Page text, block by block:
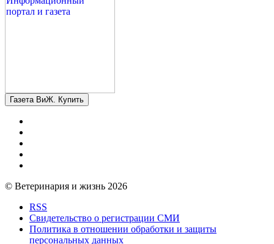
Газета ВиЖ. Купить
© Ветеринария и жизнь 2026
RSS
Свидетельство о регистрации СМИ
Политика в отношении обработки и защиты
персональных данных